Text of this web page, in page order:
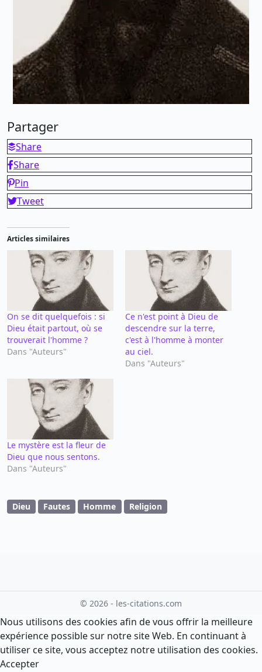
Partager
Share
Share
Pin
Tweet
Articles similaires
On se dit quelquefois : si
Dieu était partout, où se
trouverait l'homme ?
Dans "Auteurs"
Ce n'est point à Dieu de
descendre sur la terre,
c'est à l'homme à monter
au ciel.
Dans "Auteurs"
Le mystère est la fleur de
Dieu que nous sentons.
Dans "Auteurs"
Dieu Fautes Homme Religion
© 2026 - les-citations.com
Nous utilisons des cookies afin de vous offrir la meilleure
expérience possible sur notre site Web. En continuant à
utiliser ce site, vous acceptez notre utilisation des cookies.
Accepter